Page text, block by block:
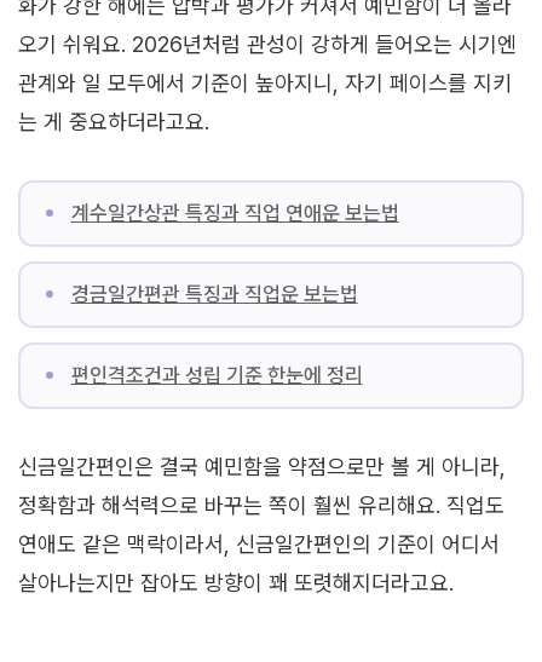
오기 쉬워요. 2026년처럼 관성이 강하게 들어오는 시기엔
관계와 일 모두에서 기준이 높아지니, 자기 페이스를 지키
는 게 중요하더라고요.
계수일간상관 특징과 직업 연애운 보는법
경금일간편관 특징과 직업운 보는법
편인격조건과 성립 기준 한눈에 정리
신금일간편인은 결국 예민함을 약점으로만 볼 게 아니라,
정확함과 해석력으로 바꾸는 쪽이 훨씬 유리해요. 직업도
연애도 같은 맥락이라서, 신금일간편인의 기준이 어디서
살아나는지만 잡아도 방향이 꽤 또렷해지더라고요.